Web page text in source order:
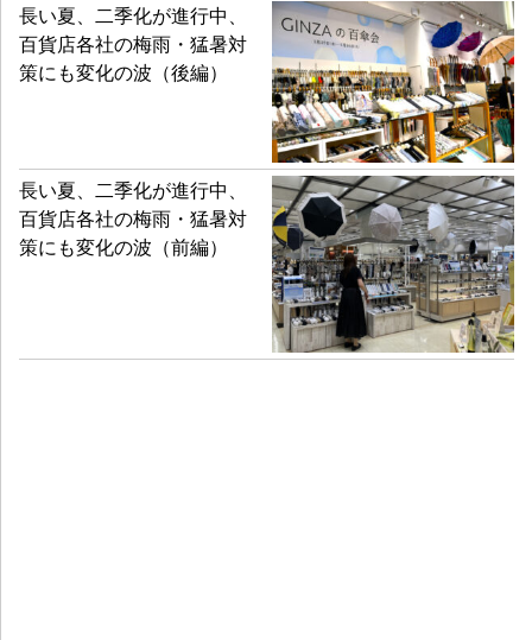
長い夏、二季化が進行中、
百貨店各社の梅雨・猛暑対
策にも変化の波（後編）
長い夏、二季化が進行中、
百貨店各社の梅雨・猛暑対
策にも変化の波（前編）